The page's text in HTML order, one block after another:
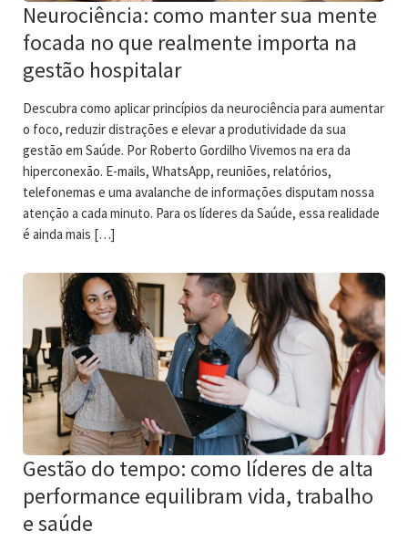
Neurociência: como manter sua mente
focada no que realmente importa na
gestão hospitalar
Descubra como aplicar princípios da neurociência para aumentar
o foco, reduzir distrações e elevar a produtividade da sua
gestão em Saúde. Por Roberto Gordilho Vivemos na era da
hiperconexão. E-mails, WhatsApp, reuniões, relatórios,
telefonemas e uma avalanche de informações disputam nossa
atenção a cada minuto. Para os líderes da Saúde, essa realidade
é ainda mais […]
Gestão do tempo: como líderes de alta
performance equilibram vida, trabalho
e saúde